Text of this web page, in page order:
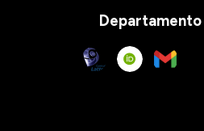
Departamento